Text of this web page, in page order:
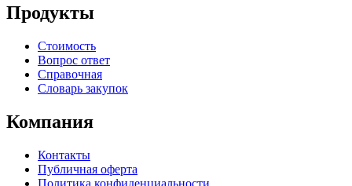
Продукты
Стоимость
Вопрос ответ
Справочная
Словарь закупок
Компания
Контакты
Публичная оферта
Политика конфиденциальности